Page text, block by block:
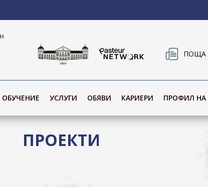
ПОЩА
ОБУЧЕНИЕ УСЛУГИ ОБЯВИ КАРИЕРИ ПРОФИЛ НА
ПРОЕКТИ